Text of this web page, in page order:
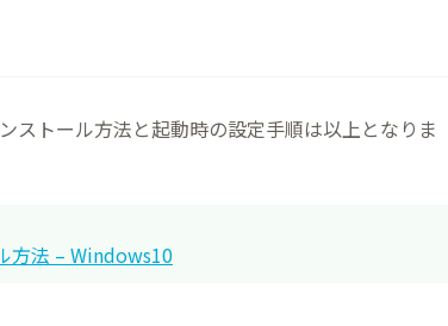
トール方法と起動時の設定手順は以上となりま
方法 – Windows10